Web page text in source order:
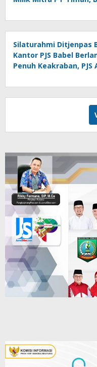
Silaturahmi Ditjenpas
Kantor PJS Babel
Penuh Keakraban, PJS
Agustina